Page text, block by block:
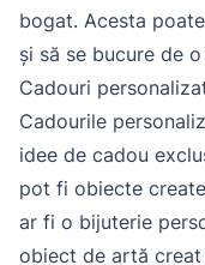
bogat. Acesta
și să se bucure de
Cadouri
Cadourile
idee de cadou
pot fi obiecte
ar fi o bijuterie
obiect de artă